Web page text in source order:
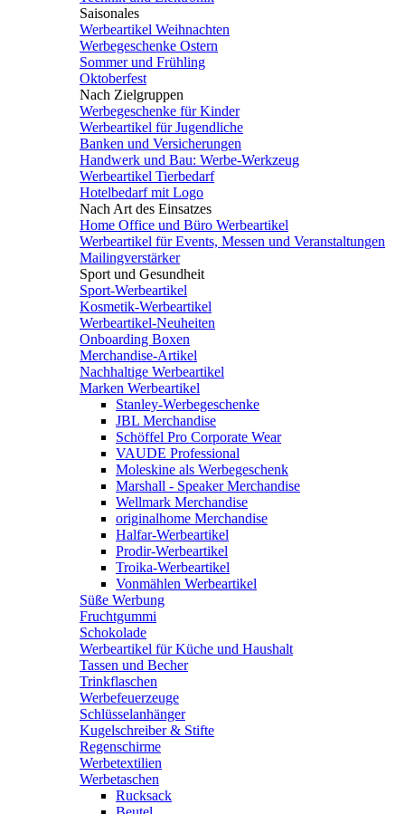
Saisonales
Werbeartikel Weihnachten
Werbegeschenke Ostern
Sommer und Frühling
Oktoberfest
Nach Zielgruppen
Werbegeschenke für Kinder
Werbeartikel für Jugendliche
Banken und Versicherungen
Handwerk und Bau: Werbe-Werkzeug
Werbeartikel Tierbedarf
Hotelbedarf mit Logo
Nach Art des Einsatzes
Home Office und Büro Werbeartikel
Werbeartikel für Events, Messen und Veranstaltungen
Mailingverstärker
Sport und Gesundheit
Sport-Werbeartikel
Kosmetik-Werbeartikel
Werbeartikel-Neuheiten
Onboarding Boxen
Merchandise-Artikel
Nachhaltige Werbeartikel
Marken Werbeartikel
Stanley-Werbegeschenke
JBL Merchandise
Schöffel Pro Corporate Wear
VAUDE Professional
Moleskine als Werbegeschenk
Marshall - Speaker Merchandise
Wellmark Merchandise
originalhome Merchandise
Halfar-Werbeartikel
Prodir-Werbeartikel
Troika-Werbeartikel
Vonmählen Werbeartikel
Süße Werbung
Fruchtgummi
Schokolade
Werbeartikel für Küche und Haushalt
Tassen und Becher
Trinkflaschen
Werbefeuerzeuge
Schlüsselanhänger
Kugelschreiber & Stifte
Regenschirme
Werbetextilien
Werbetaschen
Rucksack